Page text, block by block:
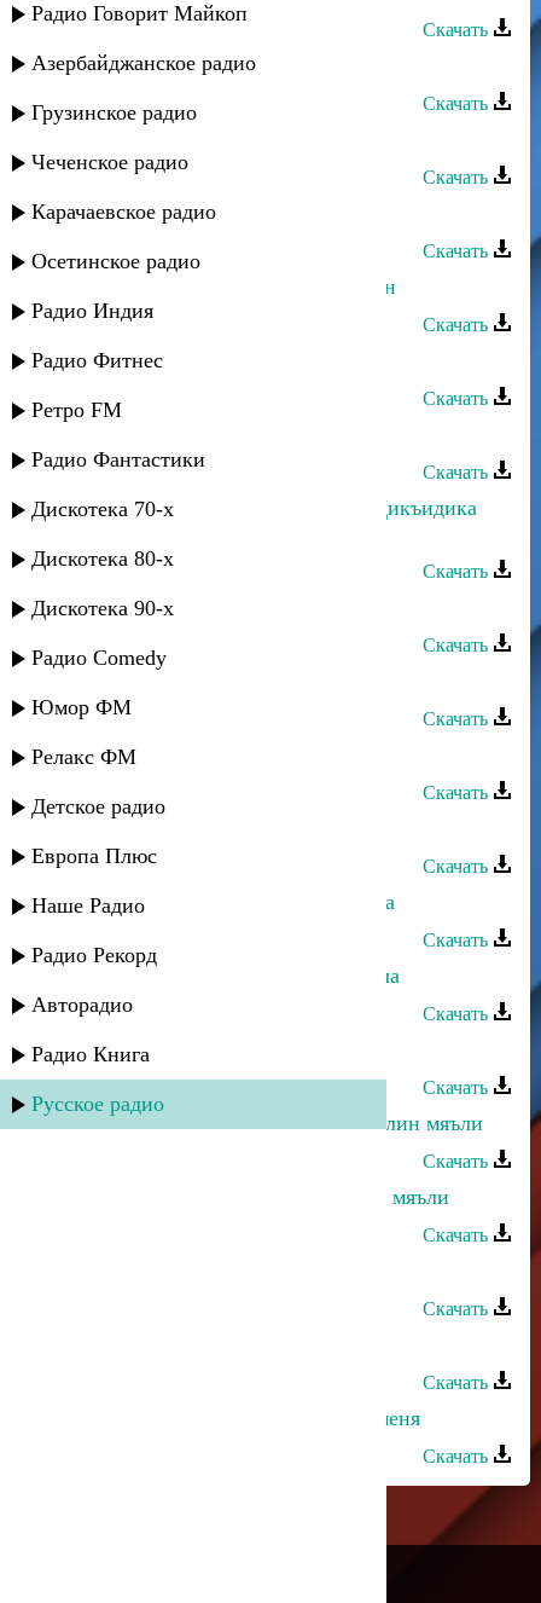
Радио Говорит Майкоп
Азербайджанское радио
Грузинское радио
Чеченское радио
Карачаевское радио
Осетинское радио
Радио Индия
Радио Фитнес
Ретро FM
Радио Фантастики
Дискотека 70-х
Дискотека 80-х
Дискотека 90-х
Радио Comedy
Юмор ФМ
Релакс ФМ
Детское радио
Европа Плюс
Наше Радио
Радио Рекорд
Авторадио
Радио Книга
Русское радио
Скачать
Динара Гасанова - Ккуникиан
Скачать
Скачать
Динара Гасанова - Гиран мапан
Скачать
Динара Гасанова - Ватан Табасаран
Скачать
Динара Гасанова - Бахш апинай
Скачать
Скачать
Динара Гасанова и Г. Наврузов - Дикъидика
Скачать
Динара Гасанова - Гъач
Скачать
Скачать
Динара Гасанова - Кьисмат дар
Скачать
Скачать
Магомед-Закир Рамазанов - Динара
Скачать
Зарифа Гасанова - Уву ахуз дуфнача
Скачать
Зарифа Гасанова - Кучал мапан
Скачать
Зарифа Гасанова - Бюльбюль жаквлин мяъли
Скачать
Зарифа Гасанова - Бицудариз вуйи мяъли
Скачать
Скачать
Скачать
Динара Залумханова - Не бросай меня
Скачать